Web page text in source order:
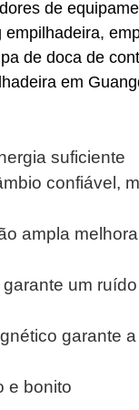
de
de doca de
em
suficiente
confiável,
ampla
um
garante
e bonito